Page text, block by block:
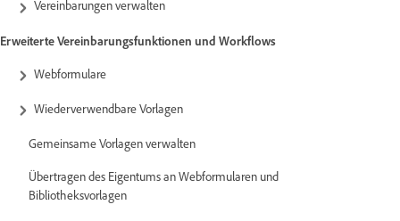
Vereinbarungen verwalten
Erweiterte Vereinbarungsfunktionen und Workflows
Webformulare
Wiederverwendbare Vorlagen
Gemeinsame Vorlagen verwalten
Übertragen des Eigentums an Webformularen und
Bibliotheksvorlagen